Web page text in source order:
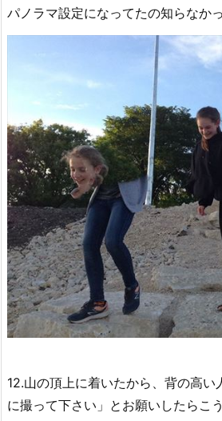
パノラマ設定になってたの知らなか
12.山の頂上に着いたから、背の高い
に撮って下さい」とお願いしたらこ